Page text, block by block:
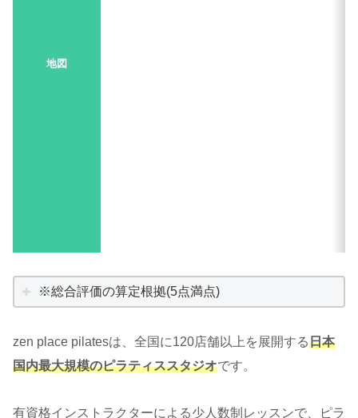
地図
※総合評価の算定根拠(5点満点)
zen place pilatesは、全国に120店舗以上を展開する日本
国内最大規模のピラティススタジオです。
有資格インストラクターによる少人数制レッスンで、ピラ